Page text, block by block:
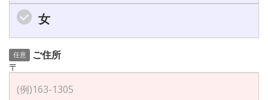
女
任意
ご住所
〒